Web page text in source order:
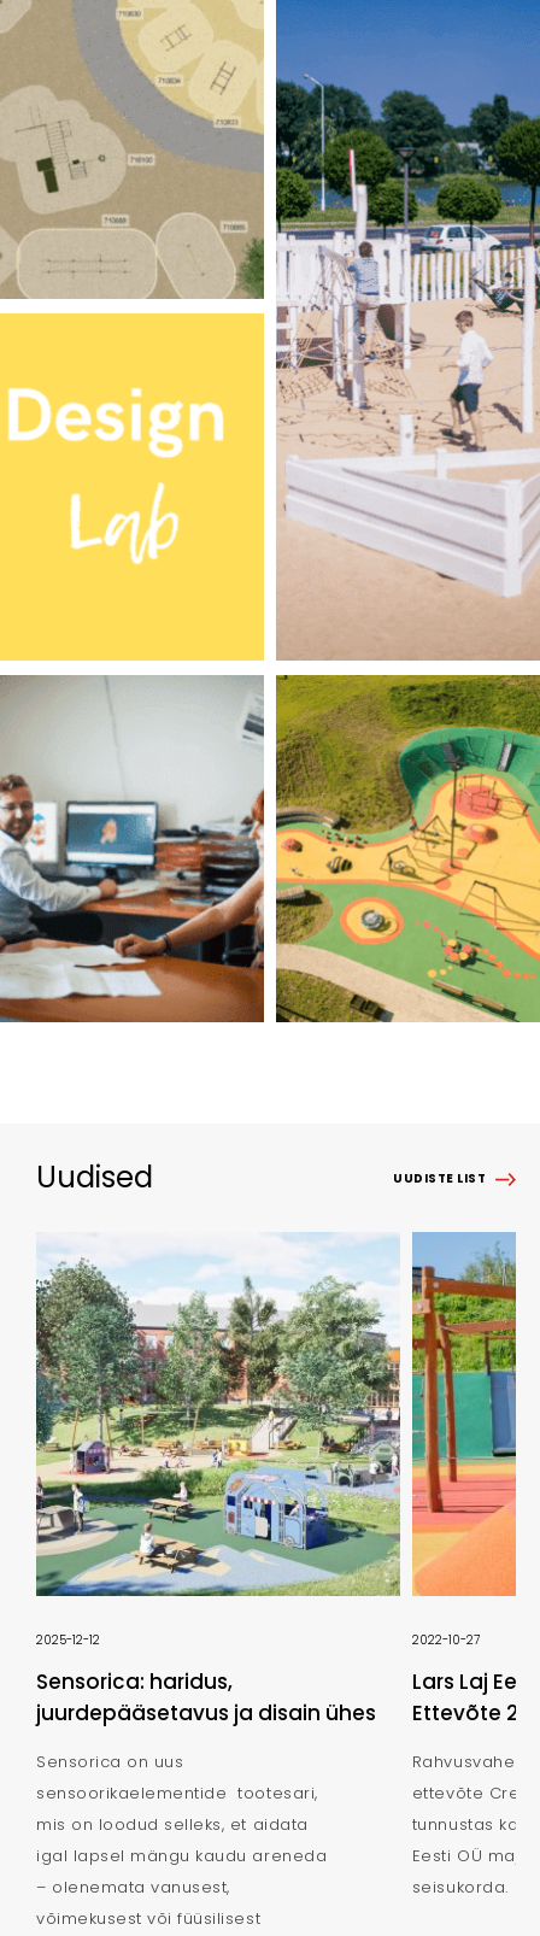
Uudised UUDISTE LIST
2025-12-12
Sensorica: haridus,
juurdepääsetavus ja disain ühes
Sensorica on uus
sensoorikaelementide tootesari,
mis on loodud selleks, et aidata
igal lapsel mängu kaudu areneda
– olenemata vanusest,
võimekusest või füüsilisest
2022-10-27
Lars Laj
Ettevõte
ettevõte
tunnustas ka
Eesti OÜ
seisukorda.